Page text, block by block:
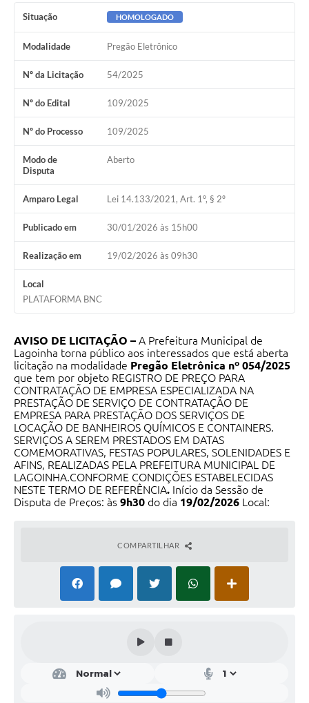
Portal da Transparência
A Nossa Cidade
Galeria de Fotos
Audiências Públicas
Arquivos para Download
A Prefeitura
Carta de Serviços
Galeria de Vídeos
Projetos
Legislação
Editais
Links
Serviços Online
Telefones Úteis
Transparência
Jornal
Situação HOMOLOGADO
Modalidade Pregão Eletrônico
Nº da Licitação 54/2025
Nº do Edital 109/2025
Nº do Processo 109/2025
Modo de
Disputa
Aberto
Amparo Legal Lei 14.133/2021, Art. 1º, § 2º
Publicado em 30/01/2026 às 15h00
Realização em 19/02/2026 às 09h30
Local
PLATAFORMA BNC
AVISO DE LICITAÇÃO – A Prefeitura Municipal de
Lagoinha torna público aos interessados que está aberta
licitação na modalidade Pregão Eletrônica nº 054/2025
que tem por objeto REGISTRO DE PREÇO PARA
CONTRATAÇÃO DE EMPRESA ESPECIALIZADA NA
PRESTAÇÃO DE SERVIÇO DE CONTRATAÇÃO DE
EMPRESA PARA PRESTAÇÃO DOS SERVIÇOS DE
LOCAÇÃO DE BANHEIROS QUÍMICOS E CONTAINERS.
SERVIÇOS A SEREM PRESTADOS EM DATAS
COMEMORATIVAS, FESTAS POPULARES, SOLENIDADES E
AFINS, REALIZADAS PELA PREFEITURA MUNICIPAL DE
LAGOINHA.CONFORME CONDIÇÕES ESTABELECIDAS
NESTE TERMO DE REFERÊNCIA. Início da Sessão de
Disputa de Preços: às 9h30 do dia 19/02/2026 Local:
. Maiores informações pelo e-
licitacao@lagoinha.sp.gov.brou no Paço Municipal,
sito à Rua Amador Alves de Oliveira, 388 – Bela Vista –
Lagoinha/SP.JOSE GUILHERME CORREA GOMES -
Prefeito Municipal.
COMPARTILHAR